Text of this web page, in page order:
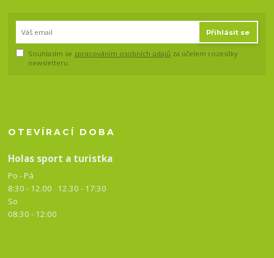
Přihlásit se
Souhlasím se zpracováním osobních údajů za účelem rozesílky
newsletteru.
OTEVÍRACÍ DOBA
Holas sport a turistka
Po - Pá
8:30 - 12.00 12.30 - 17:30
So
08:30 - 12:00